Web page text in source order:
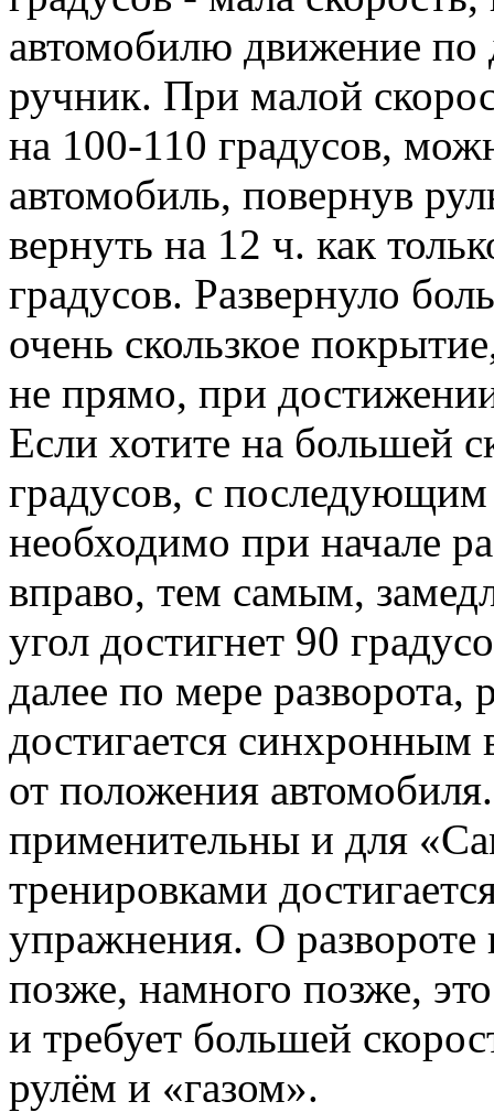
автомобилю движение по
ручник. При малой
на 100-110 градусов,
автомобиль, повернув
вернуть на 12 ч. как
градусов. Развернуло
очень скользкое
не прямо, при
Если хотите на большей
градусов, с
необходимо при начале
вправо, тем самым,
угол достигнет 90
далее по мере
достигается синхронным
от положения
применительны и для
тренировками
упражнения. О развороте
позже, намного позже,
и требует большей
рулём и «газом».